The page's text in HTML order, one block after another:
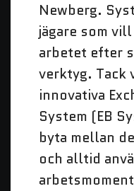
Newberg.
jägare som
arbetet efter
verktyg. Tack
innovativa
System (EB
byta mellan
och alltid